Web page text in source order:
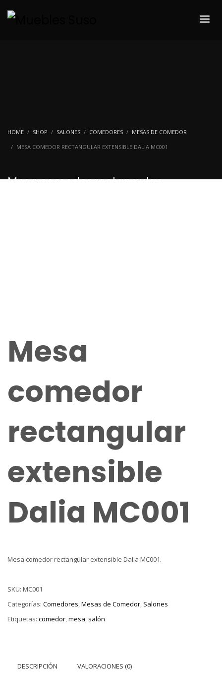
HOME SHOP SALONES COMEDORES
MESAS DE COMEDOR
MESA COMEDOR RECTANGULAR EXTENSIBLE DALIA MC001
Mesa comedor rectangular
Mesa
comedor
rectangular
extensible
Dalia MC001
Mesa comedor rectangular extensible Dalia MC001.
SKU: MC001
Categorías: Comedores,Mesas de Comedor, Salones
Etiquetas: comedor,mesa, salón
DESCRIPCIÓN VALORACIONES (0)